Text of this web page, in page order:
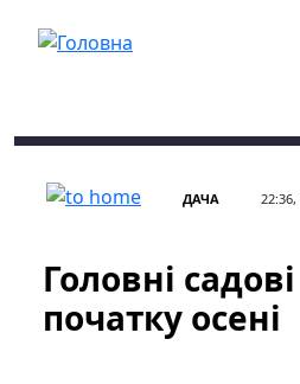
ДАЧА 22:36,
Головні
початку осені